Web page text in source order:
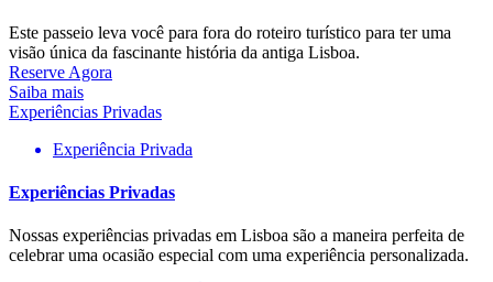
Este passeio leva você para fora do roteiro turístico para ter uma
visão única da fascinante história da antiga Lisboa.
Reserve Agora
Saiba mais
Experiências Privadas
Experiência Privada
Experiências Privadas
Nossas experiências privadas em Lisboa são a maneira perfeita de
celebrar uma ocasião especial com uma experiência personalizada.